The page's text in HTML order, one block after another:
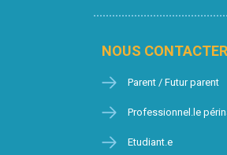
NOUS CONTACTER
Parent / Futur parent
Professionnel.le
Etudiant.e